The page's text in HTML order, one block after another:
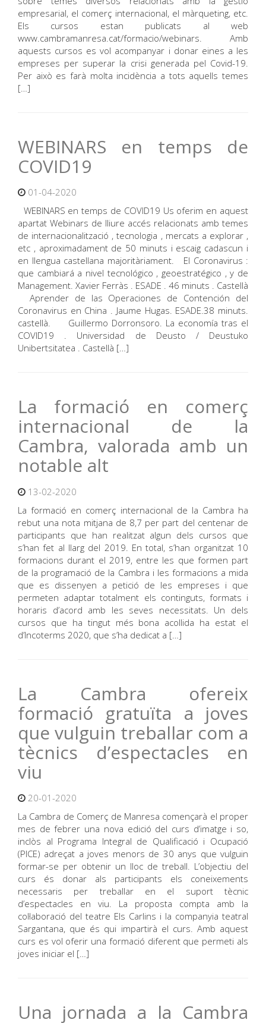
empresarial, el comerç internacional, el màrqueting, etc.
Els cursos estan publicats al web
www.cambramanresa.cat/formacio/webinars. Amb
aquests cursos es vol acompanyar i donar eines a les
empreses per superar la crisi generada pel Covid-19.
Per això es farà molta incidència a tots aquells temes
[…]
WEBINARS en temps de
COVID19
01-04-2020
WEBINARS en temps de COVID19 Us oferim en aquest
apartat Webinars de lliure accés relacionats amb temes
de internacionalització , tecnologia , mercats a explorar ,
etc , aproximadament de 50 minuts i escaig cadascun i
en llengua castellana majoritàriament. El Coronavirus :
que cambiará a nivel tecnológico , geoestratégico , y de
Management. Xavier Ferràs . ESADE . 46 minuts . Castellà
Aprender de las Operaciones de Contención del
Coronavirus en China . Jaume Hugas. ESADE.38 minuts.
castellà. Guillermo Dorronsoro. La economía tras el
COVID19 . Universidad de Deusto / Deustuko
Unibertsitatea . Castellà […]
La formació en comerç
internacional de la
Cambra, valorada amb un
notable alt
13-02-2020
La formació en comerç internacional de la Cambra ha
rebut una nota mitjana de 8,7 per part del centenar de
participants que han realitzat algun dels cursos que
s’han fet al llarg del 2019. En total, s’han organitzat 10
formacions durant el 2019, entre les que formen part
de la programació de la Cambra i les formacions a mida
que es dissenyen a petició de les empreses i que
permeten adaptar totalment els continguts, formats i
horaris d’acord amb les seves necessitats. Un dels
cursos que ha tingut més bona acollida ha estat el
d’Incoterms 2020, que s’ha dedicat a […]
La Cambra ofereix
formació gratuïta a joves
que vulguin treballar com a
tècnics d’espectacles en
viu
20-01-2020
La Cambra de Comerç de Manresa començarà el proper
mes de febrer una nova edició del curs d’imatge i so,
inclòs al Programa Integral de Qualificació i Ocupació
(PICE) adreçat a joves menors de 30 anys que vulguin
formar-se per obtenir un lloc de treball. L’objectiu del
curs és donar als participants els coneixements
necessaris per treballar en el suport tècnic
d’espectacles en viu. La proposta compta amb la
col·laboració del teatre Els Carlins i la companyia teatral
Sargantana, que és qui impartirà el curs. Amb aquest
curs es vol oferir una formació diferent que permeti als
joves iniciar el […]
Una jornada a la Cambra